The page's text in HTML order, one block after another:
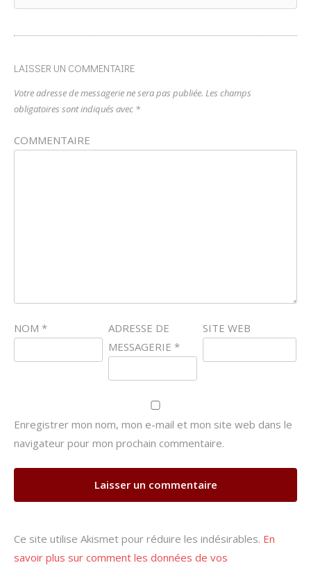
LAISSER UN COMMENTAIRE
Votre adresse de messagerie ne sera pas publiée. Les champs
obligatoires sont indiqués avec *
COMMENTAIRE
NOM *
ADRESSE DE
MESSAGERIE *
SITE WEB
Enregistrer mon nom, mon e-mail et mon site web dans le
navigateur pour mon prochain commentaire.
Ce site utilise Akismet pour réduire les indésirables. En
savoir plus sur comment les données de vos